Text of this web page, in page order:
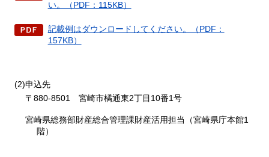
い。（PDF：115KB）
記載例はダウンロードしてください。（PDF：
157KB）
(2)申込先
〒880-8501
宮崎市橘通東2丁目10番1号
宮崎県総務部財産総合管理課財産活用担当（宮崎県庁本館1
階）